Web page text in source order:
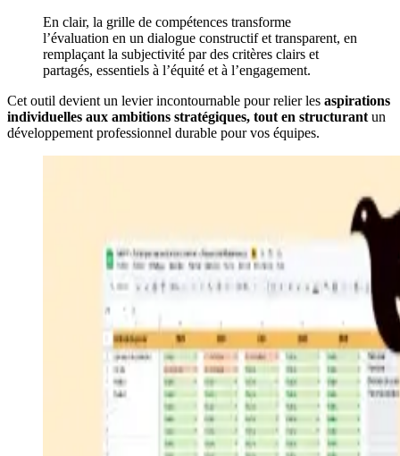
En clair, la grille de compétences transforme
l’évaluation en un dialogue constructif et transparent, en
remplaçant la subjectivité par des critères clairs et
partagés, essentiels à l’équité et à l’engagement.
Cet outil devient un levier incontournable pour relier les aspirations
individuelles aux ambitions stratégiques, tout en structurant un
développement professionnel durable pour vos équipes.